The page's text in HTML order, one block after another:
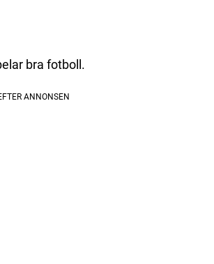
bra fotboll.